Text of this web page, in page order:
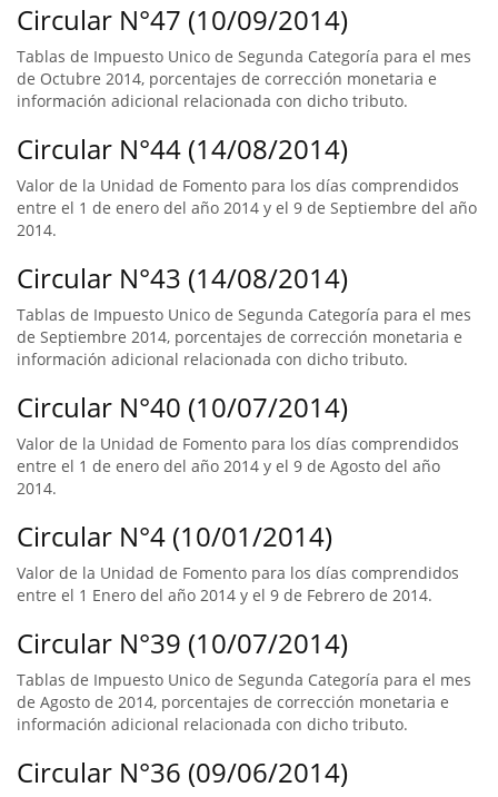
Circular N°47 (10/09/2014)
Tablas de Impuesto Unico de Segunda Categoría para el mes
de Octubre 2014, porcentajes de corrección monetaria e
información adicional relacionada con dicho tributo.
Circular N°44 (14/08/2014)
Valor de la Unidad de Fomento para los días comprendidos
entre el 1 de enero del año 2014 y el 9 de Septiembre del año
2014.
Circular N°43 (14/08/2014)
Tablas de Impuesto Unico de Segunda Categoría para el mes
de Septiembre 2014, porcentajes de corrección monetaria e
información adicional relacionada con dicho tributo.
Circular N°40 (10/07/2014)
Valor de la Unidad de Fomento para los días comprendidos
entre el 1 de enero del año 2014 y el 9 de Agosto del año
2014.
Circular N°4 (10/01/2014)
Valor de la Unidad de Fomento para los días comprendidos
entre el 1 Enero del año 2014 y el 9 de Febrero de 2014.
Circular N°39 (10/07/2014)
Tablas de Impuesto Unico de Segunda Categoría para el mes
de Agosto de 2014, porcentajes de corrección monetaria e
información adicional relacionada con dicho tributo.
Circular N°36 (09/06/2014)